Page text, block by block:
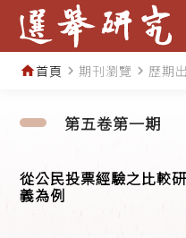
home首頁 navigate_next期刊瀏覽 navigate_next 歷期
第五卷第一期
從公民投票經驗之比較
義為例